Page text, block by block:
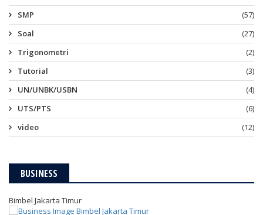
SMP
(57)
Soal
(27)
Trigonometri
(2)
Tutorial
(3)
UN/UNBK/USBN
(4)
UTS/PTS
(6)
video
(12)
BUSINESS
Bimbel Jakarta Timur